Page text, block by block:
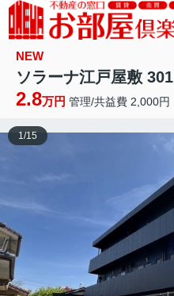
NEW
ソラーナ江戸屋敷 301
2.8万円 管理/共益費 2,000円
1/15